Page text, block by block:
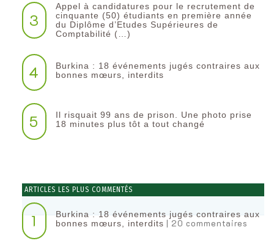
3
Appel à candidatures pour le recrutement de
cinquante (50) étudiants en première année
du Diplôme d’Etudes Supérieures de
Comptabilité (…)
4
Burkina : 18 événements jugés contraires aux
bonnes mœurs, interdits
5
Il risquait 99 ans de prison. Une photo prise
18 minutes plus tôt a tout changé
ARTICLES LES PLUS COMMENTÉS
1
Burkina : 18 événements jugés contraires aux
bonnes mœurs, interdits | 20 commentaires